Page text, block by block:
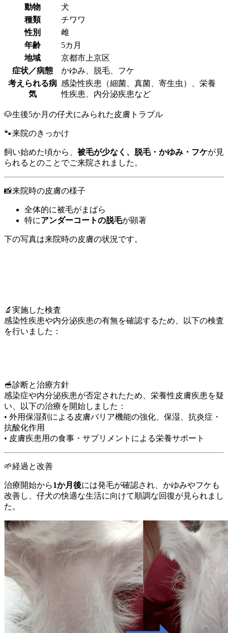
動物
犬
種類
チワワ
性別
雌
年齢
5カ月
地域
京都市上京区
症状／病態
かゆみ、脱毛、フケ
考えられる病
気
感染性疾患（細菌、真菌、寄生虫）、栄養
性疾患、内分泌疾患など
🐶生後5か月の仔犬にみられた皮膚トラブル
🐾来院のきっかけ
飼い始めた頃から、 被毛が少なく、脱毛・かゆみ・フケが見
られるとのことでご来院されました。
📸来院時の皮膚の様子
全体的に被毛がまばら
特にアンダーコートの脱毛が顕著
下の写真は来院時の皮膚の状況です。
🔬実施した検査
感染性疾患や内分泌疾患の有無を確認するため、以下の検査
を行いました：
🥣診断と治療方針
感染症や内分泌疾患が否定されたため、栄養性皮膚疾患を疑
い、以下の治療を開始しました：
• 外用保湿剤による皮膚バリア機能の強化、保湿、抗炎症・
抗酸化作用
• 皮膚疾患用の食事・サプリメントによる栄養サポート
🌱経過と改善
治療開始から1か月後には発毛が確認され、かゆみやフケも
改善し、仔犬の快適な生活に向けて順調な回復が見られまし
た。